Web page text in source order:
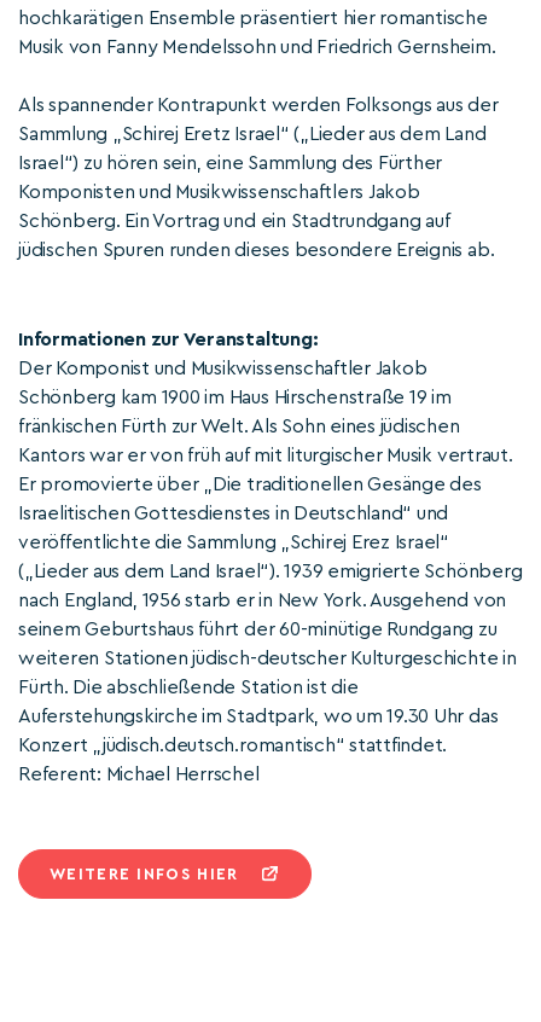
hochkarätigen Ensemble präsentiert hier romantische
Musik von Fanny Mendelssohn und Friedrich Gernsheim.
Als spannender Kontrapunkt werden Folksongs aus der
Sammlung „Schirej Eretz Israel“ („Lieder aus dem Land
Israel“) zu hören sein, eine Sammlung des Fürther
Komponisten und Musikwissenschaftlers Jakob
Schönberg. Ein Vortrag und ein Stadtrundgang auf
jüdischen Spuren runden dieses besondere Ereignis ab.
Informationen zur Veranstaltung:
Der Komponist und Musikwissenschaftler Jakob
Schönberg kam 1900 im Haus Hirschenstraße 19 im
fränkischen Fürth zur Welt. Als Sohn eines jüdischen
Kantors war er von früh auf mit liturgischer Musik vertraut.
Er promovierte über „Die traditionellen Gesänge des
Israelitischen Gottesdienstes in Deutschland“ und
veröffentlichte die Sammlung „Schirej Erez Israel“
(„Lieder aus dem Land Israel“). 1939 emigrierte Schönberg
nach England, 1956 starb er in New York. Ausgehend von
seinem Geburtshaus führt der 60-minütige Rundgang zu
weiteren Stationen jüdisch-deutscher Kulturgeschichte in
Fürth. Die abschließende Station ist die
Auferstehungskirche im Stadtpark, wo um 19.30 Uhr das
Konzert „jüdisch.deutsch.romantisch“ stattfindet.
Referent: Michael Herrschel
WEITERE INFOS HIER